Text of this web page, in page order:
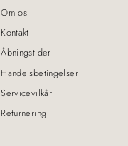
Om os
Kontakt
Åbningstider
Handelsbetingelser
Servicevilkår
Returnering